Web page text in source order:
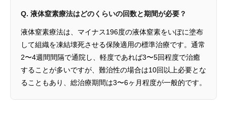
Q. 液体窒素療法はどのくらいの回数と期間が必要？
液体窒素療法は、マイナス196度の液体窒素をいぼに塗布
して組織を凍結壊死させる保険適用の標準治療です。通常
2〜4週間間隔で通院し、軽度であれば3〜5回程度で治癒
することが多いですが、難治性の場合は10回以上必要とな
ることもあり、総治療期間は3〜6ヶ月程度が一般的です。